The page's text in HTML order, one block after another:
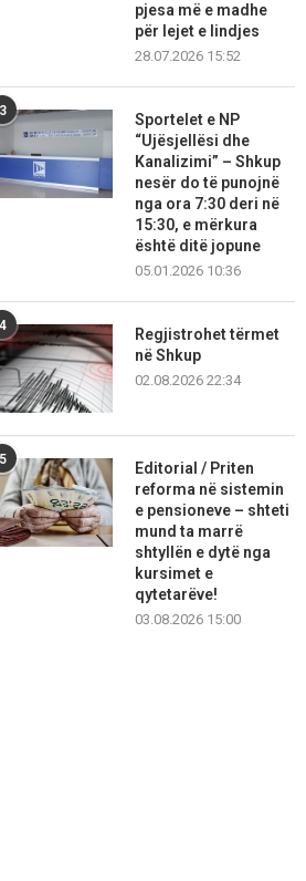
pjesa më e madhe
për lejet e lindjes
28.07.2026 15:52
3
Sportelet e NP
“Ujësjellësi dhe
Kanalizimi” – Shkup
nesër do të punojnë
nga ora 7:30 deri në
15:30, e mërkura
është ditë jopune
05.01.2026 10:36
4
Regjistrohet tërmet
në Shkup
02.08.2026 22:34
5
Editorial / Priten
reforma në sistemin
e pensioneve – shteti
mund ta marrë
shtyllën e dytë nga
kursimet e
qytetarëve!
03.08.2026 15:00